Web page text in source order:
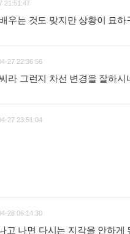
21:51:47
우는 것도 맞지만 상황이 묘
27 22:36:56
라 그런지 차선 변경을 잘하
27 23:51:04
28 06:14:30
고 나면 다시는 지각을 안하게